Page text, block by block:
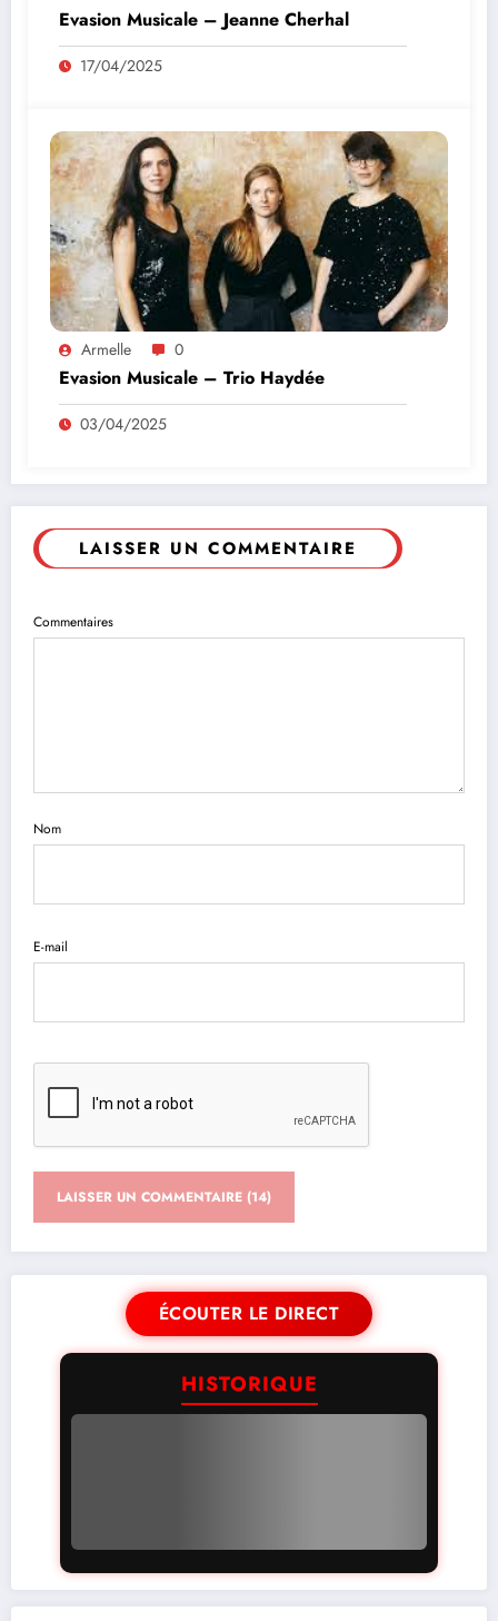
Evasion Musicale – Jeanne Cherhal
17/04/2025
Armelle 0
Evasion Musicale – Trio Haydée
03/04/2025
LAISSER UN COMMENTAIRE
Commentaires
Nom
E-mail
ÉCOUTER LE DIRECT
HISTORIQUE